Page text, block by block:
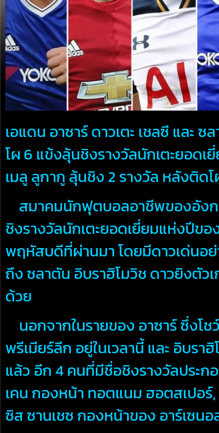
เอแดน อาซาร์ ดาวเตะ เชลซี และ
โผ 6 แข้งลุ้นชิงรางวัลนักเตะยอดเ
เมลู ลูกากู ลุ้นชิง 2 รางวัล หลังติด
สมาคมนักฟุตบอลอาชีพของอังก
ชิงรางวัลนักเตะยอดเยี่ยมแห่งปีขอ
พฤหัสบดีที่ผ่านมา โดยมีดาวเด่นอย่
ถึง ซลาตัน อิบราฮิโมวิช ดาวยิงตัว
ด้วย
นอกจากในรายของ อาซาร์ ซึ่งโ
พรีเมียร์ลีก อยู่ในเวลานี้ และ อิบรา
แล้ว อีก 4 คนที่มีชื่อชิงรางวัลประก
เคน กองหน้า ทอตแนม ฮอตสเปอร์,
ซิส ซานเชซ กองหน้าของ อาร์เซนอ